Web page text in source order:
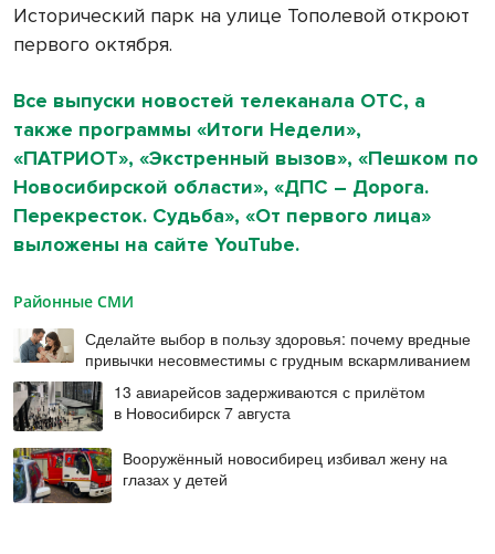
Исторический парк на улице Тополевой откроют
первого октября.
Все выпуски новостей телеканала ОТС, а
также программы «Итоги Недели»,
«ПАТРИОТ», «Экстренный вызов», «Пешком по
Новосибирской области», «ДПС – Дорога.
Перекресток. Судьба», «От первого лица»
выложены на сайте YouTube.
Районные СМИ
Сделайте выбор в пользу здоровья: почему вредные
привычки несовместимы с грудным вскармливанием
13 авиарейсов задерживаются с прилётом
в Новосибирск 7 августа
Вооружённый новосибирец избивал жену на
глазах у детей